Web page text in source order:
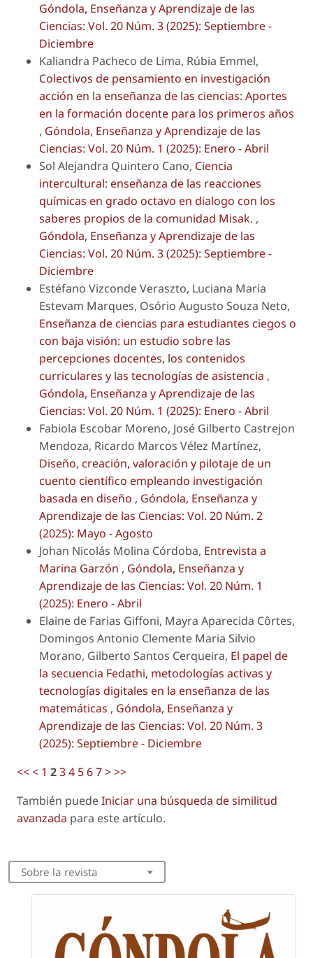
Góndola, Enseñanza y Aprendizaje de las
Ciencias: Vol. 20 Núm. 3 (2025): Septiembre -
Diciembre
Kaliandra Pacheco de Lima, Rúbia Emmel,
Colectivos de pensamiento en investigación
acción en la enseñanza de las ciencias: Aportes
en la formación docente para los primeros años
, Góndola, Enseñanza y Aprendizaje de las
Ciencias: Vol. 20 Núm. 1 (2025): Enero - Abril
Sol Alejandra Quintero Cano, Ciencia
intercultural: enseñanza de las reacciones
químicas en grado octavo en dialogo con los
saberes propios de la comunidad Misak. ,
Góndola, Enseñanza y Aprendizaje de las
Ciencias: Vol. 20 Núm. 3 (2025): Septiembre -
Diciembre
Estéfano Vizconde Veraszto, Luciana Maria
Estevam Marques, Osório Augusto Souza Neto,
Enseñanza de ciencias para estudiantes ciegos o
con baja visión: un estudio sobre las
percepciones docentes, los contenidos
curriculares y las tecnologías de asistencia ,
Góndola, Enseñanza y Aprendizaje de las
Ciencias: Vol. 20 Núm. 1 (2025): Enero - Abril
Fabiola Escobar Moreno, José Gilberto Castrejon
Mendoza, Ricardo Marcos Vélez Martínez,
Diseño, creación, valoración y pilotaje de un
cuento científico empleando investigación
basada en diseño , Góndola, Enseñanza y
Aprendizaje de las Ciencias: Vol. 20 Núm. 2
(2025): Mayo - Agosto
Johan Nicolás Molina Córdoba, Entrevista a
Marina Garzón , Góndola, Enseñanza y
Aprendizaje de las Ciencias: Vol. 20 Núm. 1
(2025): Enero - Abril
Elaine de Farias Giffoni, Mayra Aparecida Côrtes,
Domingos Antonio Clemente Maria Silvio
Morano, Gilberto Santos Cerqueira, El papel de
la secuencia Fedathi, metodologías activas y
tecnologías digitales en la enseñanza de las
matemáticas , Góndola, Enseñanza y
Aprendizaje de las Ciencias: Vol. 20 Núm. 3
(2025): Septiembre - Diciembre
<<< 1 234 567>>>
También puedeIniciar una búsqueda de similitud
avanzada para este artículo.
Sobre la revista